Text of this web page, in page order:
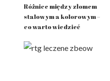
Różnice między złomem
stalowym a kolorowym –
co warto wiedzieć